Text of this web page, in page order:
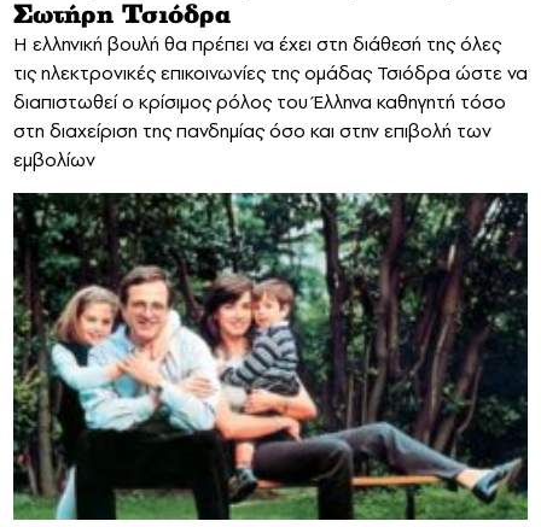
Σωτήρη Τσιόδρα
Η ελληνική βουλή θα πρέπει να έχει στη διάθεσή της όλες
τις ηλεκτρονικές επικοινωνίες της ομάδας Τσιόδρα ώστε να
διαπιστωθεί ο κρίσιμος ρόλος του Έλληνα καθηγητή τόσο
στη διαχείριση της πανδημίας όσο και στην επιβολή των
εμβολίων